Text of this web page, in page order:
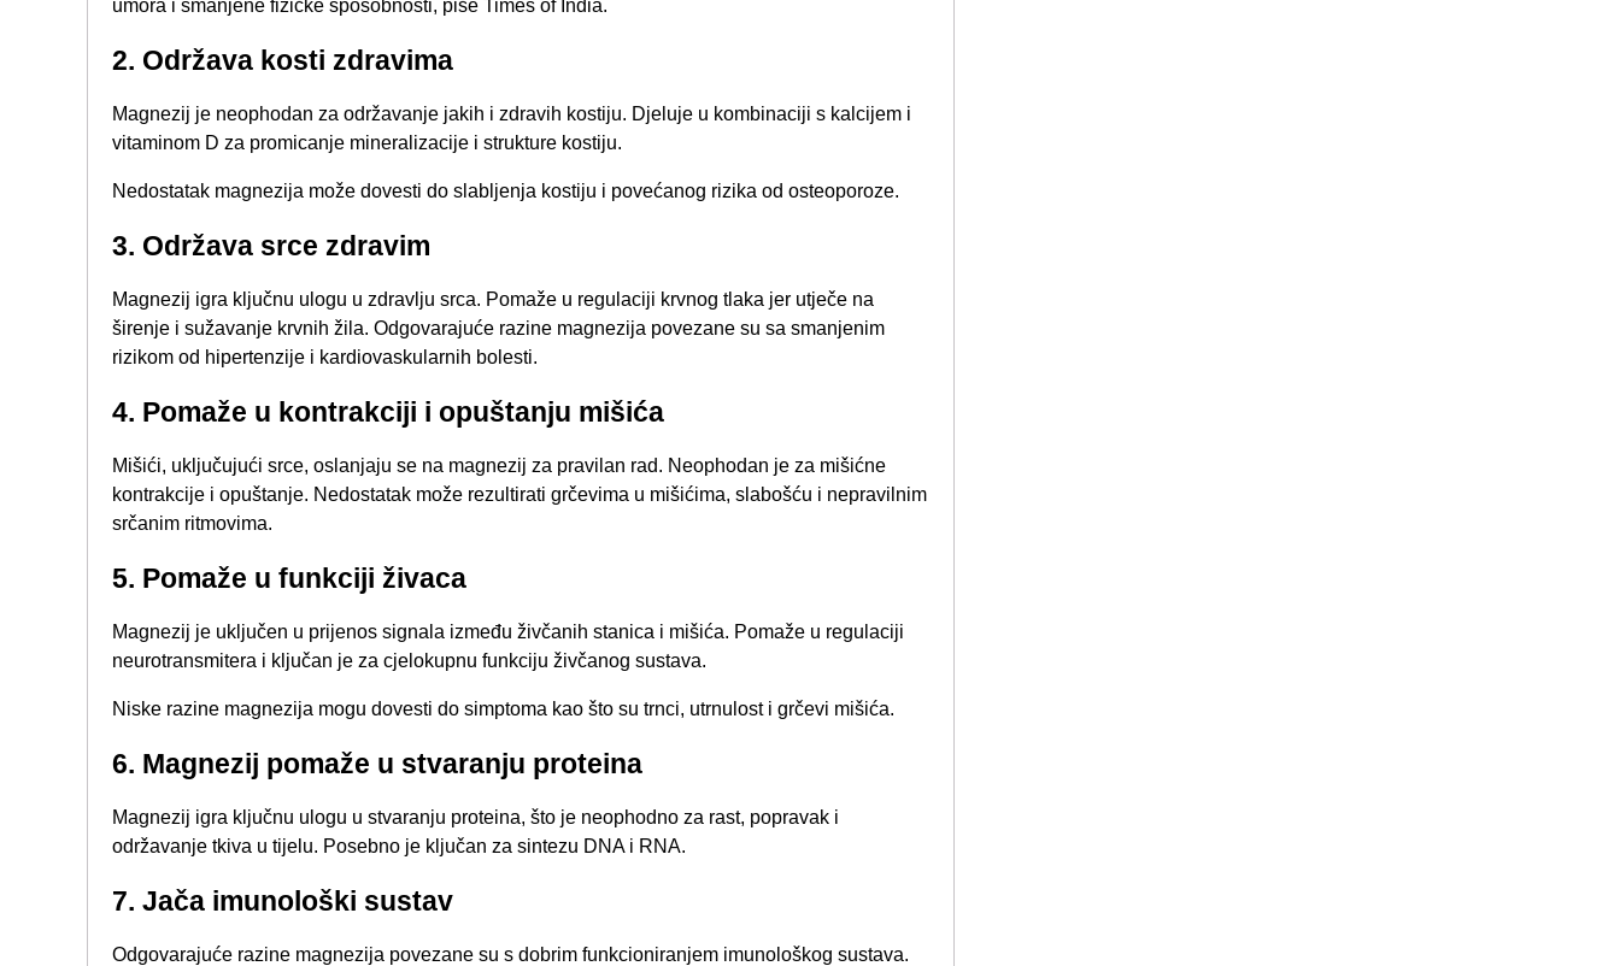
umora i smanjene fizičke sposobnosti, piše Times of India.
2. Održava kosti zdravima​
Magnezij je neophodan za održavanje jakih i zdravih kostiju. Djeluje u kombinaciji s kalcijem i
vitaminom D za promicanje mineralizacije i strukture kostiju.
Nedostatak magnezija može dovesti do slabljenja kostiju i povećanog rizika od osteoporoze.
3. Održava srce zdravim​
Magnezij igra ključnu ulogu u zdravlju srca. Pomaže u regulaciji krvnog tlaka jer utječe na
širenje i sužavanje krvnih žila. Odgovarajuće razine magnezija povezane su sa smanjenim
rizikom od hipertenzije i kardiovaskularnih bolesti.
4. Pomaže u kontrakciji i opuštanju mišića
Mišići, uključujući srce, oslanjaju se na magnezij za pravilan rad. Neophodan je za mišićne
kontrakcije i opuštanje. Nedostatak može rezultirati grčevima u mišićima, slabošću i nepravilnim
srčanim ritmovima.
5. ​Pomaže u funkciji živaca​
Magnezij je uključen u prijenos signala između živčanih stanica i mišića. Pomaže u regulaciji
neurotransmitera i ključan je za cjelokupnu funkciju živčanog sustava.
Niske razine magnezija mogu dovesti do simptoma kao što su trnci, utrnulost i grčevi mišića.
​6. Magnezij pomaže u stvaranju proteina​
Magnezij igra ključnu ulogu u stvaranju proteina, što je neophodno za rast, popravak i
održavanje tkiva u tijelu. Posebno je ključan za sintezu DNA i RNA.
7. Jača imunološki sustav​
Odgovarajuće razine magnezija povezane su s dobrim funkcioniranjem imunološkog sustava.